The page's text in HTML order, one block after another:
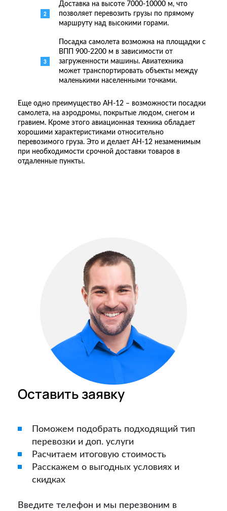
Доставка на высоте 7000-10000 м, что
позволяет перевозить грузы по прямому
маршруту над высокими горами.
Посадка самолета возможна на площадки с
ВПП 900-2200 м в зависимости от
загруженности машины. Авиатехника
может транспортировать объекты между
маленькими населенными точками.
Еще одно преимущество АН-12 – возможности посадки
самолета, на аэродромы, покрытые людом, снегом и
гравием. Кроме этого авиационная техника обладает
хорошими характеристиками относительно
перевозимого груза. Это и делает АН-12 незаменимым
при необходимости срочной доставки товаров в
отдаленные пункты.
Оставить заявку
Поможем подобрать подходящий тип
перевозки и доп. услуги
Расчитаем итоговую стоимость
Расскажем о выгодных условиях и
скидках
Введите телефон и мы перезвоним в